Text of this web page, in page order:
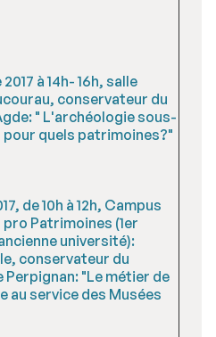
à 14h- 16h, salle
conservateur du
" L'archéologie sous-
pour quels patrimoines?"
de 10h à 12h, Campus
Patrimoines (1er
université):
conservateur du
Perpignan: "Le métier de
au service des Musées